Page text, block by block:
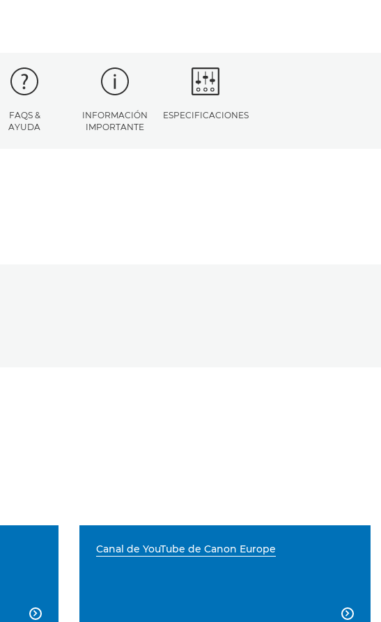
FAQS &
AYUDA
INFORMACIÓN
IMPORTANTE
ESPECIFICACIONES

Canal de YouTube de Canon Europe
